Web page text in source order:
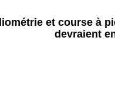
et course à
devraient